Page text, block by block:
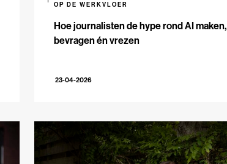
Hoe journalisten de hype rond AI maken,
bevragen én vrezen
OP DE WERKVLOER
23-04-2026